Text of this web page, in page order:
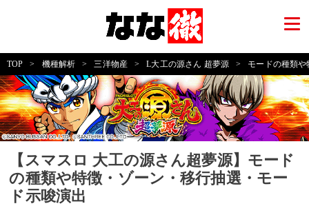
TOP > 機種解析 > 三洋物産 > L大工の源さん 超夢源 > モードの種類
【スマスロ 大工の源さん超夢源】モード
の種類や特徴・ゾーン・移行抽選・モー
ド示唆演出